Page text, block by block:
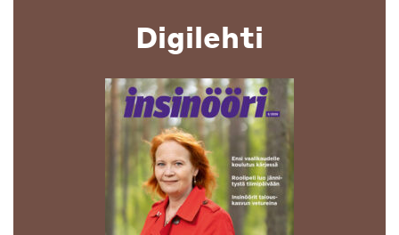
Digilehti